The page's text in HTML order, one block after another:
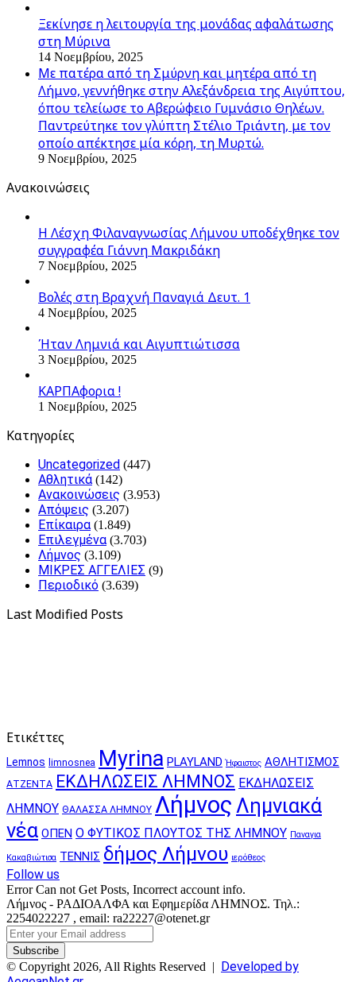
Ξεκίνησε η λειτουργία της μονάδας αφαλάτωσης
στη Μύρινα
14 Νοεμβρίου, 2025
Με πατέρα από τη Σμύρνη και μητέρα από τη
Λήμνο, γεννήθηκε στην Αλεξάνδρεια της Αιγύπτου,
όπου τελείωσε το Αβερώφειο Γυμνάσιο Θηλέων.
Παντρεύτηκε τον γλύπτη Στέλιο Τριάντη, με τον
οποίο απέκτησε μία κόρη, τη Μυρτώ.
9 Νοεμβρίου, 2025
Ανακοινώσεις
Η Λέσχη Φιλαναγνωσίας Λήμνου υποδέχθηκε τον
συγγραφέα Γιάννη Μακριδάκη
7 Νοεμβρίου, 2025
Βολές στη Βραχνή Παναγιά Δευτ. 1
4 Νοεμβρίου, 2025
Ήταν Λημνιά και Αιγυπτιώτισσα
3 Νοεμβρίου, 2025
ΚΑΡΠΑφορια !
1 Νοεμβρίου, 2025
Kατηγορίες
Uncategorized (447)
Αθλητικά (142)
Ανακοινώσεις (3.953)
Απόψεις (3.207)
Επίκαιρα (1.849)
Επιλεγμένα (3.703)
Λήμνος (3.109)
ΜΙΚΡΕΣ ΑΓΓΕΛΙΕΣ (9)
Περιοδικό (3.639)
Last Modified Posts
Ετικέττες
Lemnos limnosnea Myrina PLAYLAND Ήφαιστος ΑΘΛΗΤΙΣΜΟΣ
ΑΤΖΕΝΤΑ ΕΚΔΗΛΩΣΕΙΣ ΛΗΜΝΟΣ ΕΚΔΗΛΩΣΕΙΣ
ΛΗΜΝΟΥ ΘΑΛΑΣΣΑ ΛΗΜΝΟΥ Λήμνος Λημνιακά
νέα ΟΠΕΝ Ο ΦΥΤΙΚΟΣ ΠΛΟΥΤΟΣ ΤΗΣ ΛΗΜΝΟΥ Παναγια
Κακαβιώτισα ΤΕΝΝΙΣ δήμος Λήμνου ιερόθεος
Follow us
Error Can not Get Posts, Incorrect account info.
Λήμνος - ΡΑΔΙΟΑΛΦΑ και Εφημερίδα ΛΗΜΝΟΣ. Τηλ.:
2254022227 , email: ra22227@otenet.gr
Enter
your
Email
address
© Copyright 2026, All Rights Reserved | Developed by